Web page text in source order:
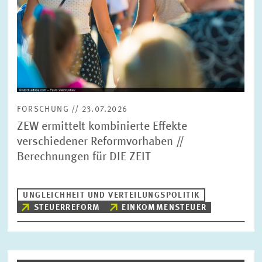
FORSCHUNG // 23.07.2026
ZEW ermittelt kombinierte Effekte
verschiedener Reformvorhaben //
Berechnungen für DIE ZEIT
UNGLEICHHEIT UND VERTEILUNGSPOLITIK
STEUERREFORM
EINKOMMENSTEUER